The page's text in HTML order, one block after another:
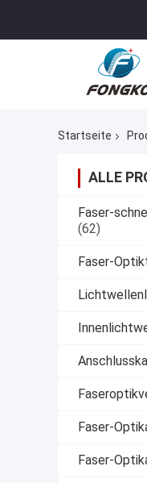
Startseite
ALLE
Faser-
(62)
Faser-
Faser-
Faser-